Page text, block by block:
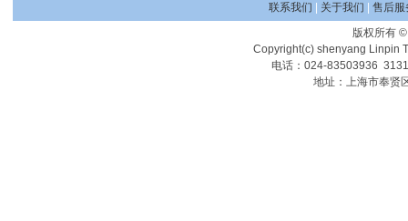
联系我们
关于我们
售后服
版权所有
Copyright(c) shenyang Linpin
电话：024-83503936
地址：上海市奉贤